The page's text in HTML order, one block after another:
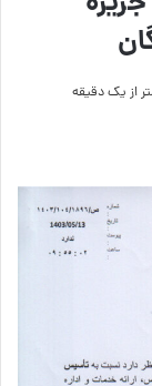
از یک دقیقه